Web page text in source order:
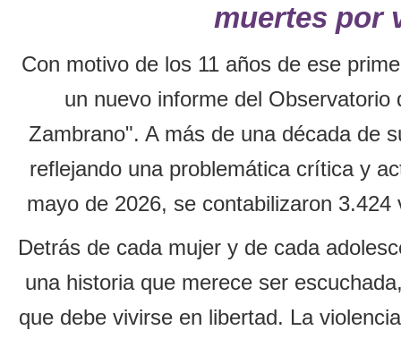
muertes por
Con motivo de los 11 años de ese
un nuevo informe del
Zambrano". A más de una década de
reflejando una problemática crítica y
mayo de 2026, se contabilizaron
Detrás de cada mujer y de cada
una historia que merece ser
que debe vivirse en libertad. La